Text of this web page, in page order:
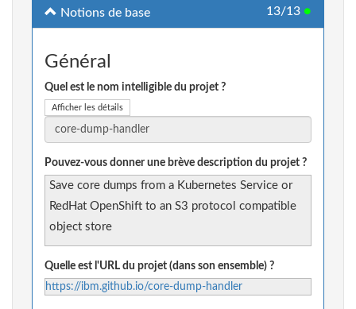
Notions de base 13/13 ●
Général
Quel est le nom intelligible du projet ?
Afficher les détails
Pouvez-vous donner une brève description du projet ?
Save core dumps from a Kubernetes Service or
RedHat OpenShift to an S3 protocol compatible
object store
Quelle est l'URL du projet (dans son ensemble) ?
https://ibm.github.io/core-dump-handler